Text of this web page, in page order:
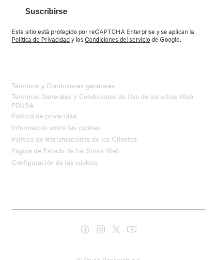
Suscribirse
Este sitio está protegido por reCAPTCHA Enterprise y se aplican la
Política de Privacidady losCondiciones del serviciode Google.
Términos y Condiciones generales
Términos Generales y Condiciones de Uso de los sitios Web
PRUSA
Política de privacidad
Información sobre las cookies
Política de Reclamaciones de los Clientes
Página de Estado de los Sitios Web
Configuración de las cookies